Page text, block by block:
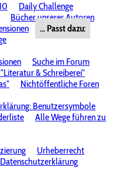
Daily Challenge
Bücher unserer Autoren
... Passt dazu:
Suche im Forum
& Schreiberei"
Nichtöffentliche Foren
Benutzersymbole
Alle Wege führen zu
Urheberrecht
Datenschutzerklärung